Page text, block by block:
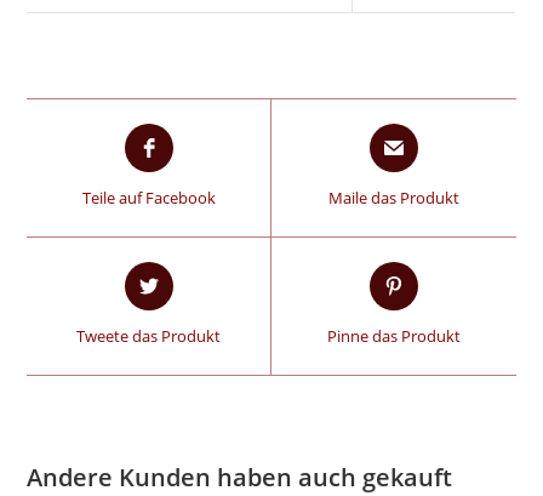
Teile auf Facebook Maile das Produkt
Tweete das Produkt Pinne das Produkt
Andere Kunden haben auch gekauft